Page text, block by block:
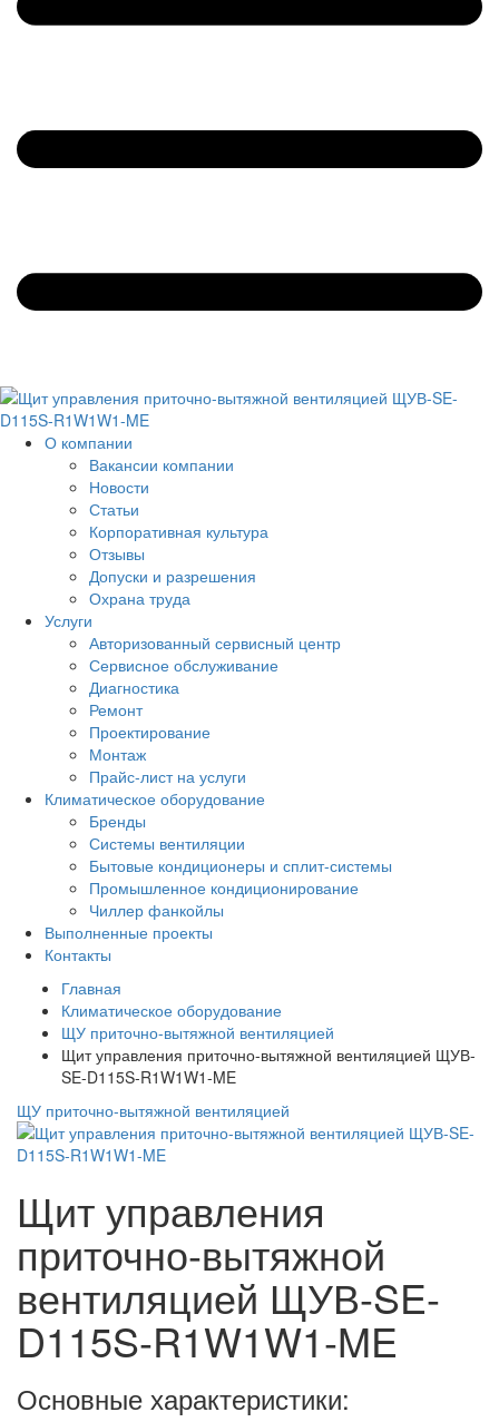
О компании
Вакансии компании
Новости
Статьи
Корпоративная культура
Отзывы
Допуски и разрешения
Охрана труда
Услуги
Авторизованный сервисный центр
Сервисное обслуживание
Диагностика
Ремонт
Проектирование
Монтаж
Прайс-лист на услуги
Климатическое оборудование
Бренды
Системы вентиляции
Бытовые кондиционеры и сплит-системы
Промышленное кондиционирование
Чиллер фанкойлы
Выполненные проекты
Контакты
Главная
Климатическое оборудование
ЩУ приточно-вытяжной вентиляцией
Щит управления приточно-вытяжной вентиляцией ЩУВ-
SE-D115S-R1W1W1-ME
ЩУ приточно-вытяжной вентиляцией
Щит управления
приточно-вытяжной
вентиляцией ЩУВ-SE-
D115S-R1W1W1-ME
Основные характеристики: